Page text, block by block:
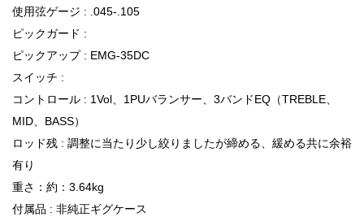
使用弦ゲージ : .045-.105
ピックガード :
ピックアップ : EMG-35DC
スイッチ :
コントロール : 1Vol、1PUバランサー、3バンドEQ（TREBLE、
MID、BASS）
ロッド残 : 調整に当たり少し絞りましたが締める、緩める共に余裕
有り
重さ：約：3.64kg
付属品 : 非純正ギグケース